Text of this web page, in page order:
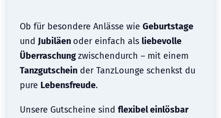
Ob für besondere Anlässe wie Geburtstage
und Jubiläen oder einfach als liebevolle
Überraschungzwischendurch – mit einem
Tanzgutschein der TanzLounge schenkst du
pure Lebensfreude.
Unsere Gutscheine sind flexibel einlösbar